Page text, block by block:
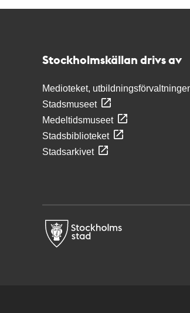
Stockholmskällan drivs av
Medioteket,
Stadsmuseet
Medeltidsmuseet
Stadsbiblioteket
Stadsarkivet